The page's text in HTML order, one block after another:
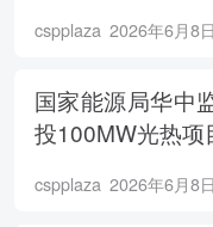
cspplaza 2026年6月8日
国家能源局华中
投100MW光热项
cspplaza 2026年6月8日